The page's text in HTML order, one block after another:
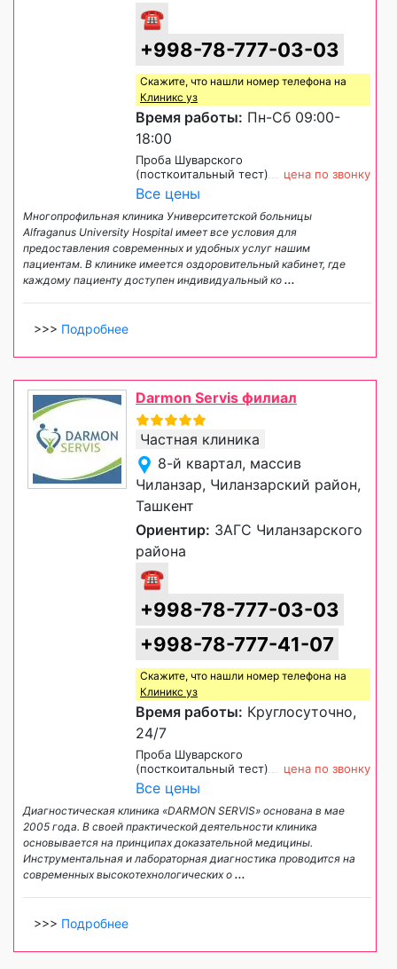
☎
+998-78-777-03-03
Скажите, что нашли номер телефона на
Клиникс уз
Время работы: Пн-Сб 09:00-
18:00
Проба Шуварского
(посткоитальный тест)
цена по звонку
Все цены
Многопрофильная клиника Университетской больницы
Alfraganus University Hospital имеет все условия для
предоставления современных и удобных услуг нашим
пациентам. В клинике имеется оздоровительный кабинет, где
каждому пациенту доступен индивидуальный ко ...
>>> Подробнее
Darmon Servis филиал
Частная клиника
8-й квартал, массив
Чиланзар, Чиланзарский район,
Ташкент
Ориентир: ЗАГС Чиланзарского
района
☎
+998-78-777-03-03
+998-78-777-41-07
Скажите, что нашли номер телефона на
Клиникс уз
Время работы: Круглосуточно,
24/7
Проба Шуварского
(посткоитальный тест)
цена по звонку
Все цены
Диагностическая клиника «DARMON SERVIS» основана в мае
2005 года. В своей практической деятельности клиника
основывается на принципах доказательной медицины.
Инструментальная и лабораторная диагностика проводится на
современных высокотехнологических о ...
>>> Подробнее